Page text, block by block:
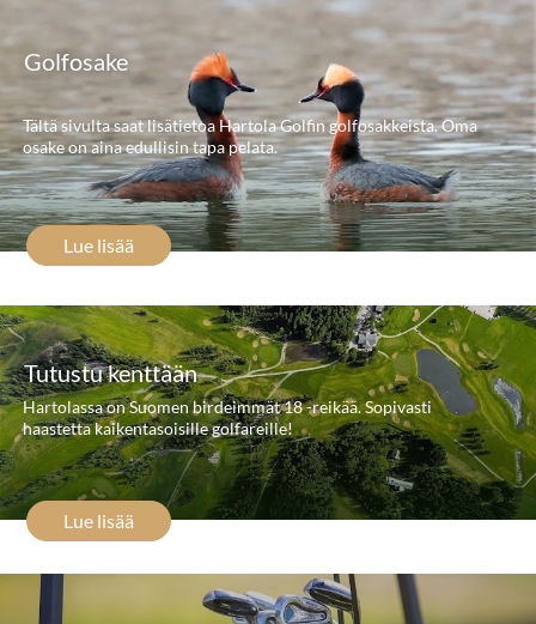
Golfosake
Tältä sivulta saat lisätietoa Hartola Golfin golfosakkeista. Oma
osake on aina edullisin tapa pelata.
Lue lisää
Tutustu kenttään
Hartolassa on Suomen birdeimmät 18 -reikää. Sopivasti
haastetta kaikentasoisille golfareille!
Lue lisää